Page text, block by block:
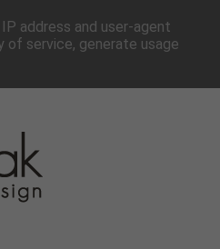
PRESS CONTATTI
address and user-agent
of service, generate usage